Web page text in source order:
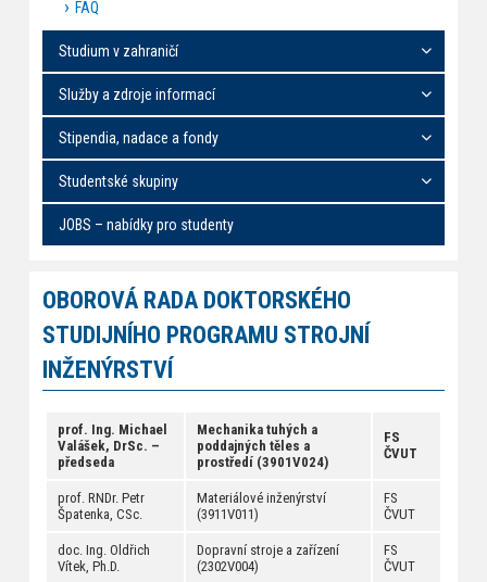
FAQ
Studium v zahraničí
Služby a zdroje informací
Stipendia, nadace a fondy
Studentské skupiny
JOBS – nabídky pro studenty
OBOROVÁ RADA DOKTORSKÉHO
STUDIJNÍHO PROGRAMU STROJNÍ
INŽENÝRSTVÍ
prof. Ing. Michael
Valášek, DrSc. –
předseda
Mechanika tuhých a
poddajných těles a
prostředí (3901V024)
FS
ČVUT
prof. RNDr. Petr
Špatenka, CSc.
Materiálové inženýrství
(3911V011)
FS
ČVUT
doc. Ing. Oldřich
Vítek, Ph.D.
Dopravní stroje a zařízení
(2302V004)
FS
ČVUT